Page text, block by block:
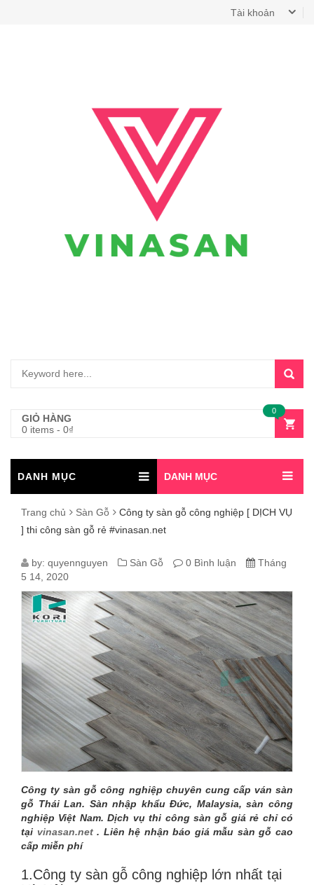
Tài khoản
GIỎ HÀNG
0 items - 0₫
0
DANH MỤC DANH MỤC
Trang chủ Sàn Gỗ
Công ty sàn gỗ công nghiệp [ DỊCH VỤ
] thi công sàn gỗ rẻ #vinasan.net
CÔNG
TY
SÀN
GỖ
CÔNG
NGHIỆP
[
DỊCH
VỤ
]
THI
CÔNG
by: quyennguyen Sàn Gỗ 0 Bình luận
Tháng
5 14, 2020
Công ty sàn gỗ công nghiệp chuyên cung cấp ván sàn
gỗ Thái Lan. Sàn nhập khẩu Đức, Malaysia, sàn công
nghiệp Việt Nam. Dịch vụ thi công sàn gỗ giá rẻ chỉ có
tại vinasan.net. Liên hệ nhận báo giá mẫu sàn gỗ cao
cấp miễn phí
1.Công ty sàn gỗ công nghiệp lớn nhất tại